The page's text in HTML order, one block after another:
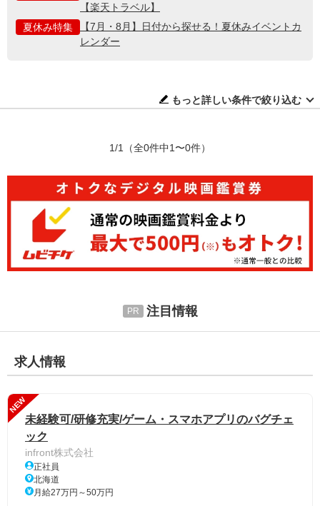
【楽天トラベル】
夏休み特集
【7月・8月】日付から探せる！夏休みイベントカ
レンダー
もっと詳しい条件で絞り込む
1/1 （全0件中1〜0件）
注目情報
求人情報
NEW
未経験可/研修充実/ゲーム・スマホアプリのバグチェ
ック
infront株式会社
正社員
北海道
月給27万円～50万円